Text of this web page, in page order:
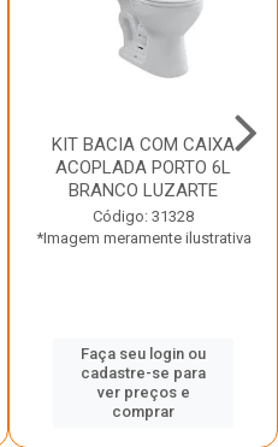
KIT BACIA COM CAIXA
ACOPLADA PORTO 6L
BRANCO LUZARTE
Código: 31328
*Imagem meramente ilustrativa
Faça seu login ou
cadastre-se para
ver preços e
comprar